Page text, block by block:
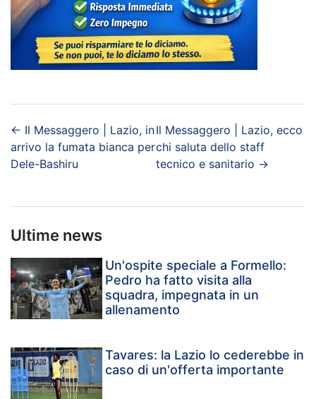
← Il Messaggero | Lazio, in
arrivo la fumata bianca per
Dele-Bashiru
Il Messaggero | Lazio, ecco
chi saluta dello staff
tecnico e sanitario →
Ultime news
Un'ospite speciale a Formello:
Pedro ha fatto visita alla
squadra, impegnata in un
allenamento
Tavares: la Lazio lo cederebbe in
caso di un'offerta importante